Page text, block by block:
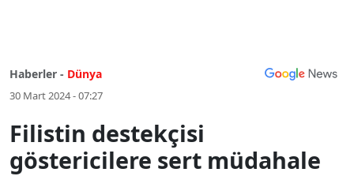
Haberler - Dünya
30 Mart 2024 - 07:27
Filistin destekçisi
göstericilere sert müdahale